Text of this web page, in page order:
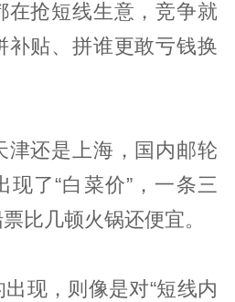
在抢短线生意，竞争就
补贴、拼谁更敢亏钱换
津还是上海，国内邮轮
现了“白菜价”，一条三
比几顿火锅还便宜。
现，则像是对“短线内